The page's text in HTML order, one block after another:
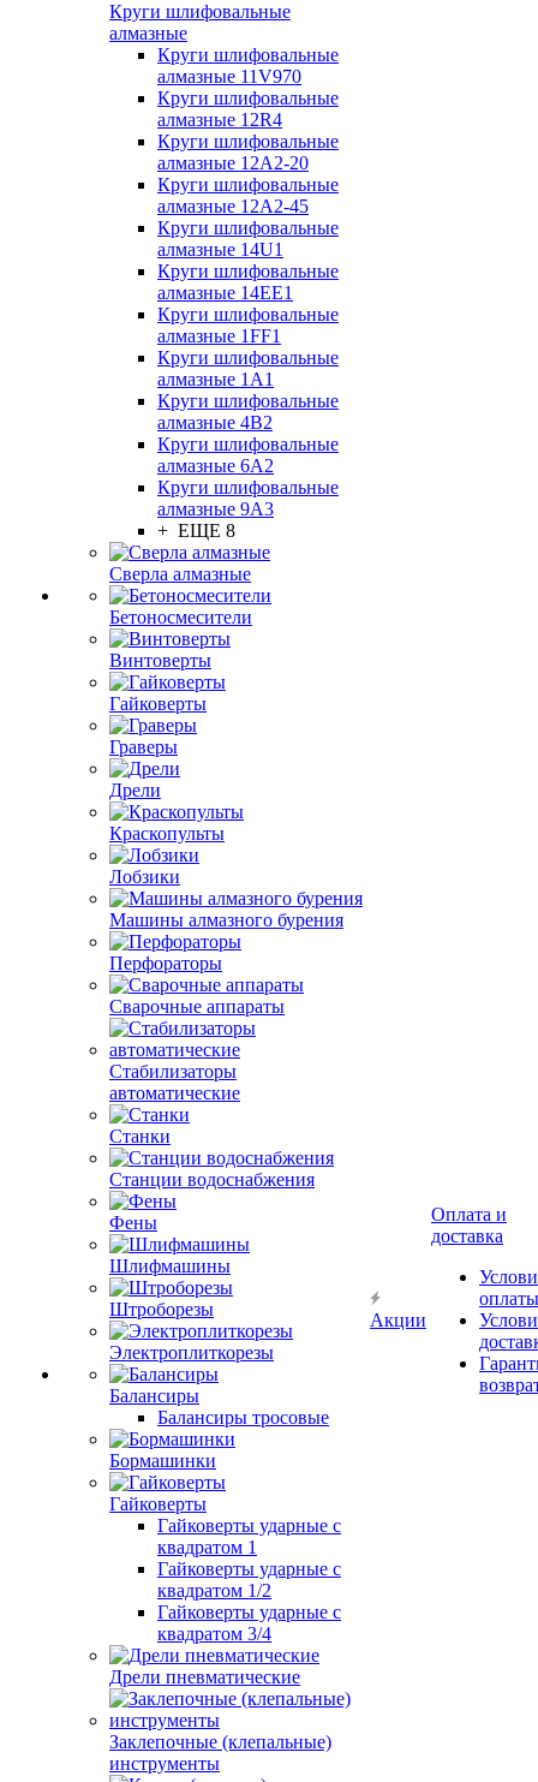
Круги шлифовальные
алмазные
Круги шлифовальные
алмазные 11V970
Круги шлифовальные
алмазные 12R4
Круги шлифовальные
алмазные 12А2-20
Круги шлифовальные
алмазные 12А2-45
Круги шлифовальные
алмазные 14U1
Круги шлифовальные
алмазные 14ЕЕ1
Круги шлифовальные
алмазные 1FF1
Круги шлифовальные
алмазные 1А1
Круги шлифовальные
алмазные 4В2
Круги шлифовальные
алмазные 6A2
Круги шлифовальные
алмазные 9А3
+ ЕЩЕ 8
Сверла алмазные
Бетоносмесители
Винтоверты
Гайковерты
Граверы
Дрели
Краскопульты
Лобзики
Машины алмазного бурения
Перфораторы
Сварочные аппараты
Стабилизаторы
автоматические
Станки
Станции водоснабжения
Фены
Шлифмашины
Штроборезы
Электроплиткорезы
Балансиры
Балансиры тросовые
Бормашинки
Гайковерты
Гайковерты ударные с
квадратом 1
Гайковерты ударные с
квадратом 1/2
Гайковерты ударные с
квадратом 3/4
Дрели пневматические
Заклепочные (клепальные)
инструменты
Акции
Оплата и
доставка
оплаты